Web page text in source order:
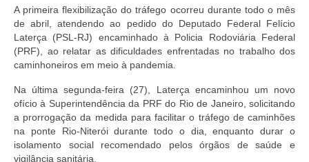
A primeira flexibilização do tráfego ocorreu durante todo o mês
de abril, atendendo ao pedido do Deputado Federal Felício
Laterça (PSL-RJ) encaminhado à Policia Rodoviária Federal
(PRF), ao relatar as dificuldades enfrentadas no trabalho dos
caminhoneiros em meio à pandemia.
Na última segunda-feira (27), Laterça encaminhou um novo
ofício à Superintendência da PRF do Rio de Janeiro, solicitando
a prorrogação da medida para facilitar o tráfego de caminhões
na ponte Rio-Niterói durante todo o dia, enquanto durar o
isolamento social recomendado pelos órgãos de saúde e
vigilância sanitária.